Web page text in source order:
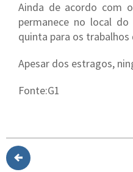
Ainda de acordo com
permanece no local
quinta para os trabalhos
Apesar dos estragos,
Fonte:G1